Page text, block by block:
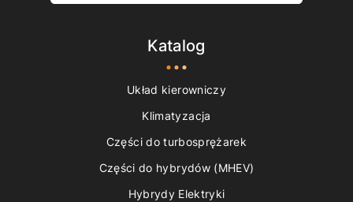
Katalog
Układ kierowniczy
Klimatyzacja
Części do turbosprężarek
Części do hybrydów (MHEV)
Hybrydy Elektryki